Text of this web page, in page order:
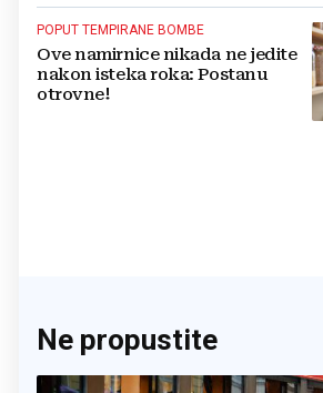
POPUT TEMPIRANE BOMBE
Ove namirnice nikada ne jedite
nakon isteka roka: Postanu
otrovne!
Ne propustite